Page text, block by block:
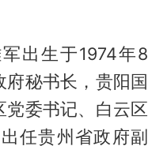
出生于1974年8
府秘书长，贵阳国
党委书记、白云区
任贵州省政府副